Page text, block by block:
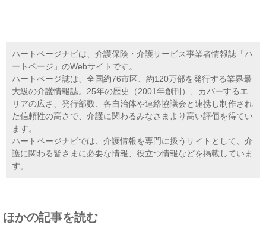
ハートページナビは、介護保険・介護サービス事業者情報誌「ハ
ートページ」のWebサイトです。
ハートページ誌は、全国約76市区、約120万部を発行する業界最
大級の介護情報誌。25年の歴史（2001年創刊）、カバーするエ
リアの広さ、発行部数、各自治体や連絡協議会と連携し制作され
た信頼性の高さで、介護に関わるみなさまより高い評価を得てい
ます。
ハートページナビでは、介護情報を専門に扱うサイトとして、介
護に関わる皆さまに必要な情報、役立つ情報などを掲載していま
す。
ほかの記事を読む